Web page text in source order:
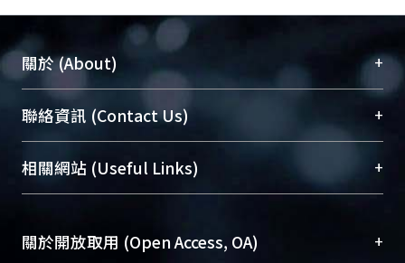
關於 (About) +
臺大位居世界頂尖大學之列，為永久珍藏及向國際
展現本校豐碩的研究成果及學術能量，圖書館整合
機構典藏（NTUR）與學術庫（AH）不同功能平
台，成為臺大學術典藏NTU scholars。期能整合研
成果。
聯絡資訊 (Contact Us) +
總館學科館員(Main Library)
醫學圖書館學科館員(Medical Library)
Sciences Library)
相關網站 (Useful Links) +
關於開放取用 (Open Access, OA) +